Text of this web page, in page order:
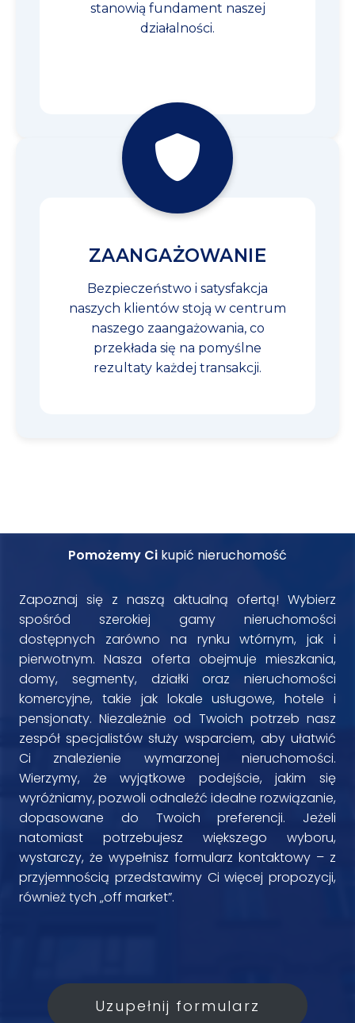
stanowią fundament naszej
działalności.
ZAANGAŻOWANIE
Bezpieczeństwo i satysfakcja
naszych klientów stoją w centrum
naszego zaangażowania, co
przekłada się na pomyślne
rezultaty każdej transakcji.
Pomożemy Ci kupić nieruchomość
Zapoznaj się z naszą aktualną ofertą! Wybierz
spośród szerokiej gamy nieruchomości
dostępnych zarówno na rynku wtórnym, jak i
pierwotnym. Nasza oferta obejmuje mieszkania,
domy, segmenty, działki oraz nieruchomości
komercyjne, takie jak lokale usługowe, hotele i
pensjonaty. Niezależnie od Twoich potrzeb nasz
zespół specjalistów służy wsparciem, aby ułatwić
Ci znalezienie wymarzonej nieruchomości.
Wierzymy, że wyjątkowe podejście, jakim się
wyróżniamy, pozwoli odnaleźć idealne rozwiązanie,
dopasowane do Twoich preferencji. Jeżeli
natomiast potrzebujesz większego wyboru,
wystarczy, że wypełnisz formularz kontaktowy – z
przyjemnością przedstawimy Ci więcej propozycji,
również tych „off market”.
Uzupełnij formularz